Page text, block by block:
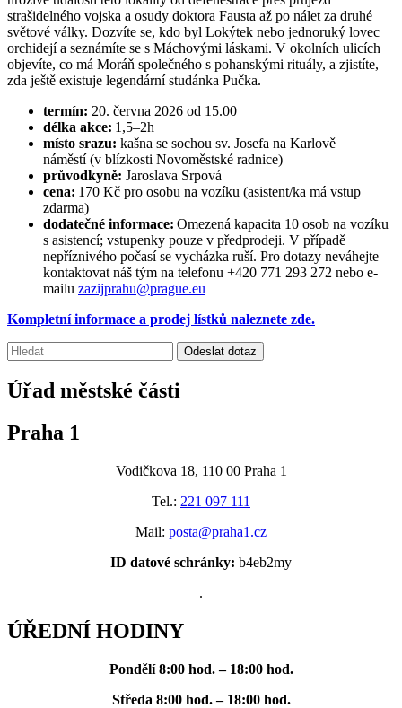
strašidelného vojska a osudy doktora Fausta až po nálet za druhé
světové války. Dozvíte se, kdo byl Lokýtek nebo jednoruký lovec
orchidejí a seznámíte se s Máchovými láskami. V okolních ulicích
objevíte, co má Moráň společného s pohanskými rituály, a zjistíte,
zda ještě existuje legendární studánka Pučka.
termín: 20. června 2026 od 15.00
délka akce: 1,5–2h
místo srazu: kašna se sochou sv. Josefa na Karlově
náměstí (v blízkosti Novoměstské radnice)
průvodkyně: Jaroslava Srpová
cena: 170 Kč pro osobu na vozíku (asistent/ka má vstup
zdarma)
dodatečné informace: Omezená kapacita 10 osob na vozíku
s asistencí; vstupenky pouze v předprodeji. V případě
nepříznivého počasí se vycházka ruší. Pro dotazy neváhejte
kontaktovat náš tým na telefonu +420 771 293 272 nebo e-
mailu zazijprahu@prague.eu
Kompletní informace a prodej lístků naleznete zde.
Vyhledávání:
Odeslat dotaz
Úřad městské části
Praha 1
Vodičkova 18, 110 00 Praha 1
Tel.: 221 097 111
Mail: posta@praha1.cz
ID datové schránky: b4eb2my
.
ÚŘEDNÍ HODINY
Pondělí 8:00 hod. – 18:00 hod.
Středa 8:00 hod. – 18:00 hod.